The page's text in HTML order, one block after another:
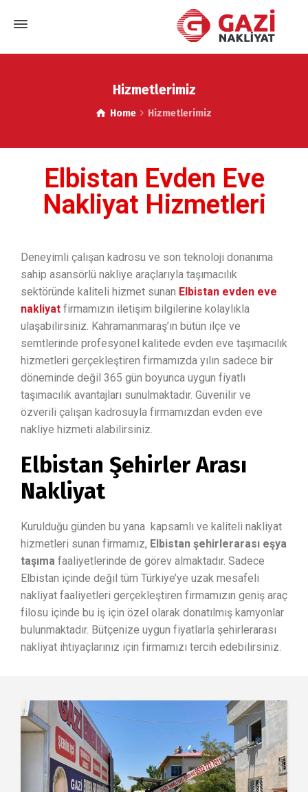
Hizmetlerimiz
Home Hizmetlerimiz
Elbistan Evden Eve
Nakliyat Hizmetleri
Deneyimli çalışan kadrosu ve son teknoloji donanıma
sahip asansörlü nakliye araçlarıyla taşımacılık
sektöründe kaliteli hizmet sunan Elbistan evden eve
nakliyat firmamızın iletişim bilgilerine kolaylıkla
ulaşabilirsiniz. Kahramanmaraş’ın bütün ilçe ve
semtlerinde profesyonel kalitede evden eve taşımacılık
hizmetleri gerçekleştiren firmamızda yılın sadece bir
döneminde değil 365 gün boyunca uygun fiyatlı
taşımacılık avantajları sunulmaktadır. Güvenilir ve
özverili çalışan kadrosuyla firmamızdan evden eve
nakliye hizmeti alabilirsiniz.
Elbistan Şehirler Arası
Nakliyat
Kurulduğu günden bu yana kapsamlı ve kaliteli nakliyat
hizmetleri sunan firmamız, Elbistan şehirlerarası eşya
taşıma faaliyetlerinde de görev almaktadır. Sadece
Elbistan içinde değil tüm Türkiye’ye uzak mesafeli
nakliyat faaliyetleri gerçekleştiren firmamızın geniş araç
filosu içinde bu iş için özel olarak donatılmış kamyonlar
bulunmaktadır. Bütçenize uygun fiyatlarla şehirlerarası
nakliyat ihtiyaçlarınız için firmamızı tercih edebilirsiniz.